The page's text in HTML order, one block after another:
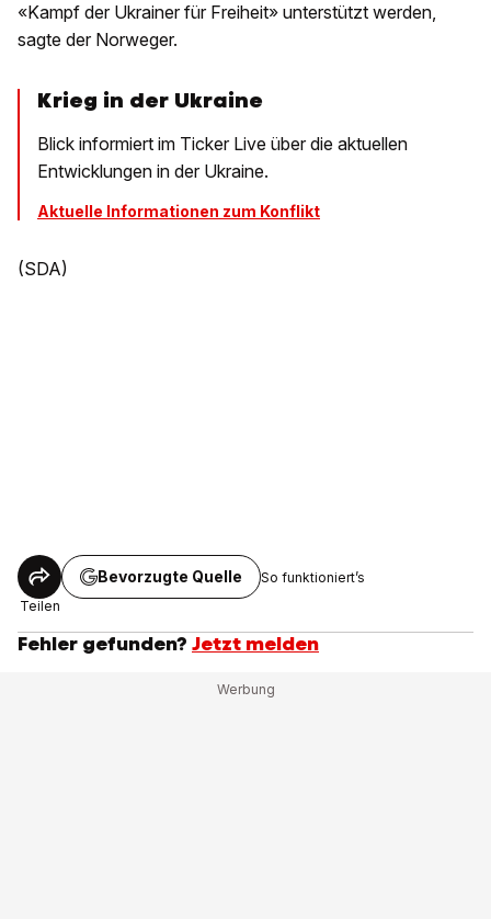
«Kampf der Ukrainer für Freiheit» unterstützt werden,
sagte der Norweger.
Krieg in der Ukraine
Blick informiert im Ticker Live über die aktuellen
Entwicklungen in der Ukraine.
Aktuelle Informationen zum Konflikt
(SDA)
Teilen
Bevorzugte Quelle So funktioniert’s
Fehler gefunden? Jetzt melden